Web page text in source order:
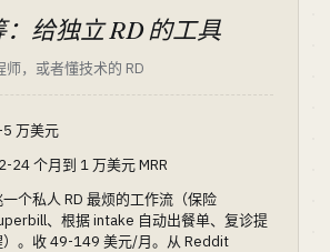
给独立 RD 的工具
师，或者懂技术的 RD
万美元
24 个月到 1 万美元 MRR
一个私人 RD 最烦的工作流（保险
、根据 intake 自动出餐单、复诊提
）。收 49-149 美元/月。从 Reddit